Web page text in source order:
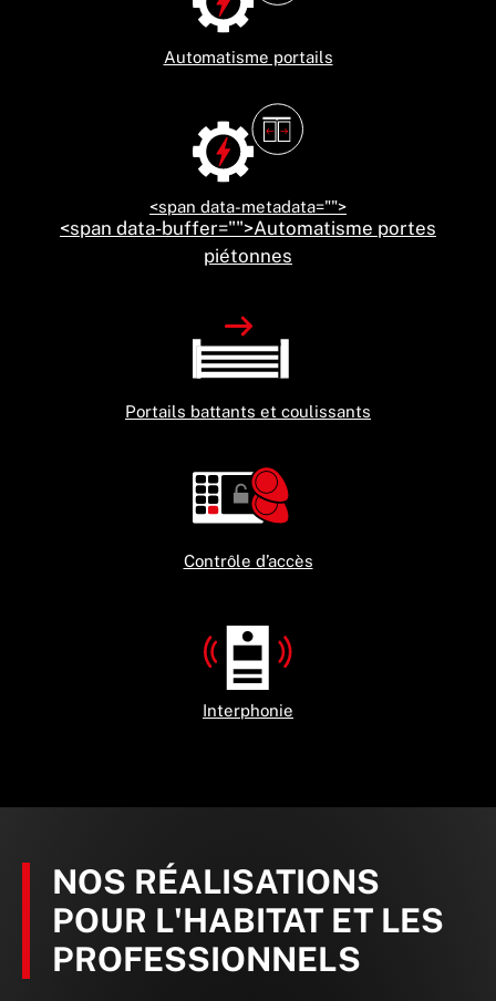
Automatisme portails
<span data-metadata="">
<span data-buffer="">Automatisme portes
piétonnes
Portails battants et coulissants
Contrôle d’accès
Interphonie
NOS RÉALISATIONS
POUR L'HABITAT ET LES
PROFESSIONNELS